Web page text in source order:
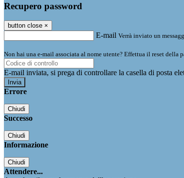
Recupero password
button close ×
E-mail Verrà inviato un
Non hai una e-mail associata al nome utente? Effettua il reset della
E-mail inviata, si prega di controllare la casella di posta
Errore
Chiudi
Successo
Chiudi
Informazione
Chiudi
Attendere...